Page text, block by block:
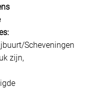
Scheveningen
zijn,